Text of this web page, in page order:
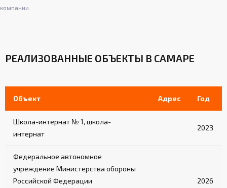
компании.
РЕАЛИЗОВАННЫЕ ОБЪЕКТЫ В САМАРЕ
Объект Адрес Год
Школа-интернат № 1, школа-
интернат
2023
Федеральное автономное
учреждение Министерства обороны
Российской Федерации
2026